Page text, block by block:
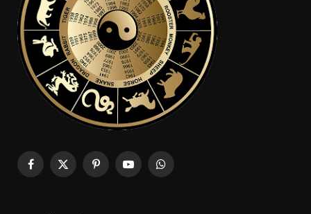
Facebook
X
PinterestYouTubeWhatsApp